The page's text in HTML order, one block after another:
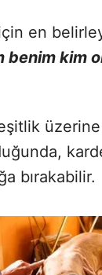
en
benim kim
bırakabilir.